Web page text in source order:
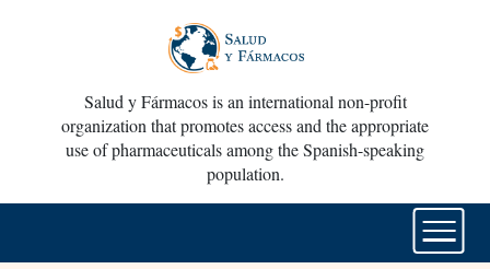
Salud y Fármacos is an international non-profit
organization that promotes access and the appropriate
use of pharmaceuticals among the Spanish-speaking
population.